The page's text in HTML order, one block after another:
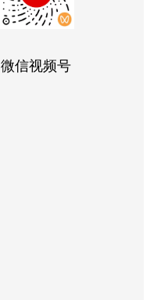
微信视频号